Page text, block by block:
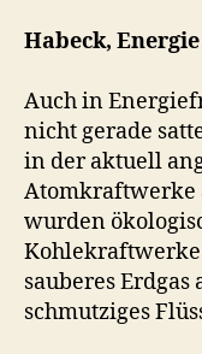
Habeck,
Auch in
nicht gerade
in der aktuell
Atomkraftwerke
wurden
sauberes Erdgas
schmutziges